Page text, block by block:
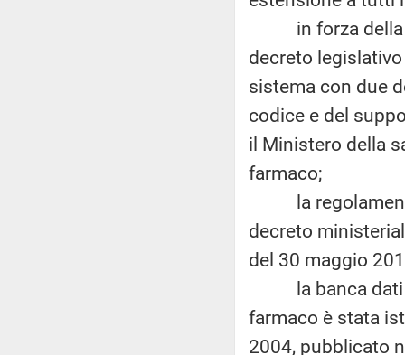
in forza della
decreto
sistema con due
codice e del
il Ministero della
farmaco;
la
decreto
del 30 maggio
la banca dati
farmaco è stata
2004, pubblicato